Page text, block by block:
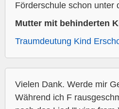
Förderschule schon unter
Mutter mit behinderten
Traumdeutung Kind
Vielen Dank. Werde mir
Während ich F